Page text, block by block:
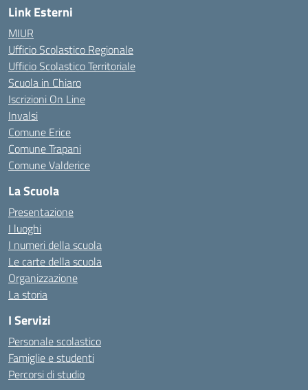
Link Esterni
MIUR
Ufficio Scolastico Regionale
Ufficio Scolastico Territoriale
Scuola in Chiaro
Iscrizioni On Line
Invalsi
Comune Erice
Comune Trapani
Comune Valderice
La Scuola
Presentazione
I luoghi
I numeri della scuola
Le carte della scuola
Organizzazione
La storia
I Servizi
Personale scolastico
Famiglie e studenti
Percorsi di studio